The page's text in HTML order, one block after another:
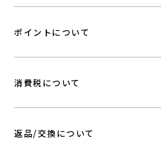
ポイントについて
消費税について
返品/交換について